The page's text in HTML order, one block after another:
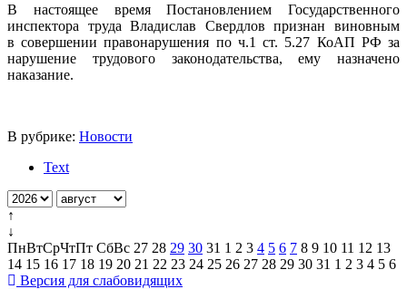
В настоящее время Постановлением Государственного
инспектора труда Владислав Свердлов признан виновным
в совершении правонарушения по ч.1 ст. 5.27 КоАП РФ за
нарушение трудового законодательства, ему назначено
наказание.
В рубрике: Новости
Text
↑
↓
ПнВтСрЧтПт СбВс 27 28 29 30 31 1 2 3 4 5 6 7 8 9 10 11 12 13
14 15 16 17 18 19 20 21 22 23 24 25 26 27 28 29 30 31 1 2 3 4 5 6
Версия для слабовидящих